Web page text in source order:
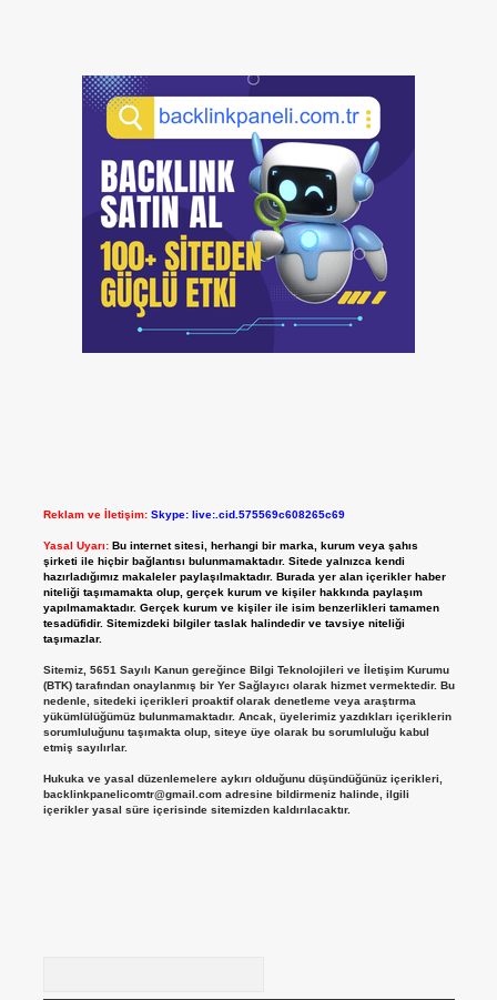
Reklam ve İletişim: Skype: live:.cid.575569c608265c69
Yasal Uyarı: Bu internet sitesi, herhangi bir marka, kurum veya şahıs
şirketi ile hiçbir bağlantısı bulunmamaktadır. Sitede yalnızca kendi
hazırladığımız makaleler paylaşılmaktadır. Burada yer alan içerikler haber
niteliği taşımamakta olup, gerçek kurum ve kişiler hakkında paylaşım
yapılmamaktadır. Gerçek kurum ve kişiler ile isim benzerlikleri tamamen
tesadüfidir. Sitemizdeki bilgiler taslak halindedir ve tavsiye niteliği
taşımazlar.
Sitemiz, 5651 Sayılı Kanun gereğince Bilgi Teknolojileri ve İletişim Kurumu
(BTK) tarafından onaylanmış bir Yer Sağlayıcı olarak hizmet vermektedir. Bu
nedenle, sitedeki içerikleri proaktif olarak denetleme veya araştırma
yükümlülüğümüz bulunmamaktadır. Ancak, üyelerimiz yazdıkları içeriklerin
sorumluluğunu taşımakta olup, siteye üye olarak bu sorumluluğu kabul
etmiş sayılırlar.
Hukuka ve yasal düzenlemelere aykırı olduğunu düşündüğünüz içerikleri,
backlinkpanelicomtr@gmail.comadresine bildirmeniz halinde, ilgili
içerikler yasal süre içerisinde sitemizden kaldırılacaktır.